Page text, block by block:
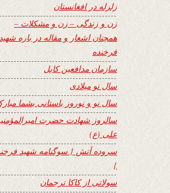
زلزله در افغانستان
زن و زندگی – زن و مشکلات –
همچنان اشعار و مقاله در باره شهید
فرخنده
سازمان مدافعین کابل
سال نو میلادی
سال نو و نوروز باستانی بشما
سالروز شهادت حضرت
علی (ع)
سروده آتش { سوگنامه شهید
}
سولاتی از کاکا ترجمان